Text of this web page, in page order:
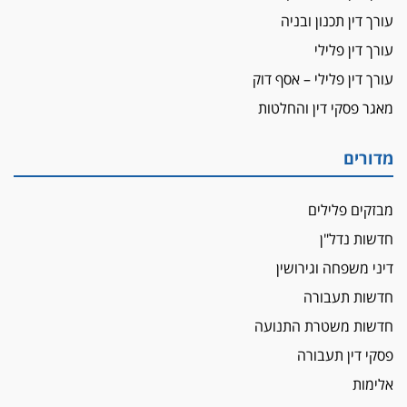
"אני מכינה 5-6 ג'וינטים ביום"
תובעת משטרתית פוטרה בחשד לעישון סמים
שנחשף בפעילות בלשים בטלגרם
לא בכל יום
הכנסת אישרה
איבה
איתות מירושלים
יו"ר המחוז צ'צ'קס מכנס ישיבה להדחת
מחאת הפרקליטים והסנגורים
עם השופטים
הביקורת חוגגת
עורך דין תכנון ובניה
עורך דין פלילי
עורך דין פלילי – אסף דוק
מאגר פסקי דין והחלטות
מדורים
מבזקים פלילים
חדשות נדל"ן
דיני משפחה וגירושין
חדשות תעבורה
חדשות משטרת התנועה
פסקי דין תעבורה
אלימות